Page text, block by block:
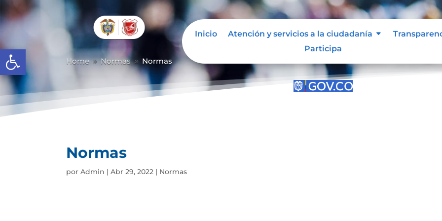
Abrir barra de herramientas
Inicio Atención y servicios a la ciudadanía
Participa
Home 9 Normas 9 Normas
Normas
porAdmin |Abr 29, 2022 | Normas